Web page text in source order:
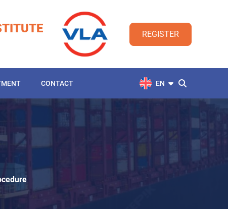
REGISTER
CONTACT EN